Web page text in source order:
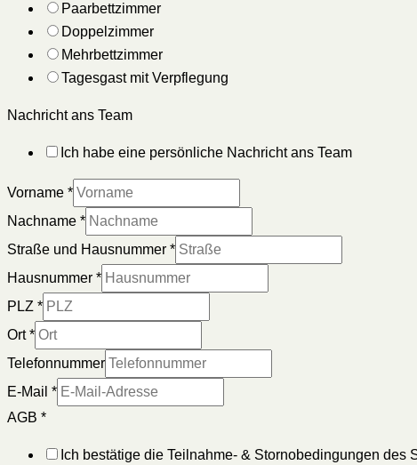
Paarbettzimmer
Doppelzimmer
Mehrbettzimmer
Tagesgast mit Verpflegung
Nachricht ans Team
Ich habe eine persönliche Nachricht ans Team
Vorname *
Nachname *
Straße und Hausnummer *
Hausnummer *
PLZ *
Ort*
Telefonnummer
E-Mail *
AGB *
Ich bestätige die Teilnahme- & Stornobedingungen des